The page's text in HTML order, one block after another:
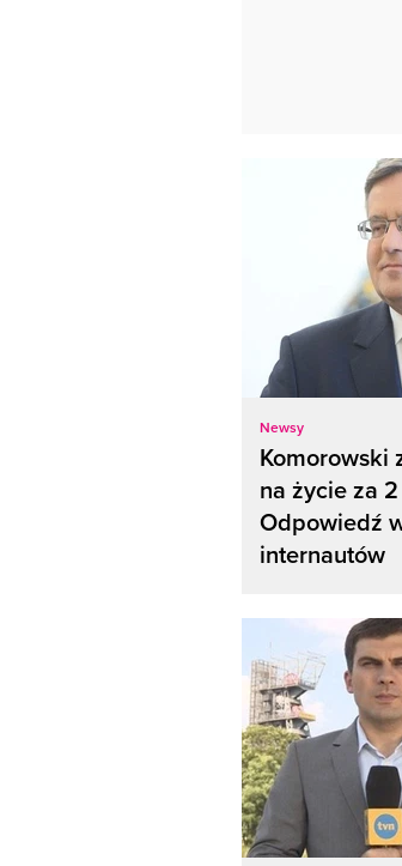
Newsy
Komorowski
na życie za
Odpowiedź
internautów